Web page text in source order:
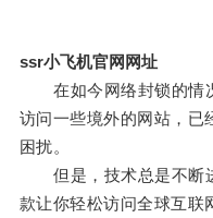
ssr小飞机官网网址
在如今网络封锁的情
访问一些境外的网站，已
困扰。
但是，技术总是不断
款让你轻松访问全球互